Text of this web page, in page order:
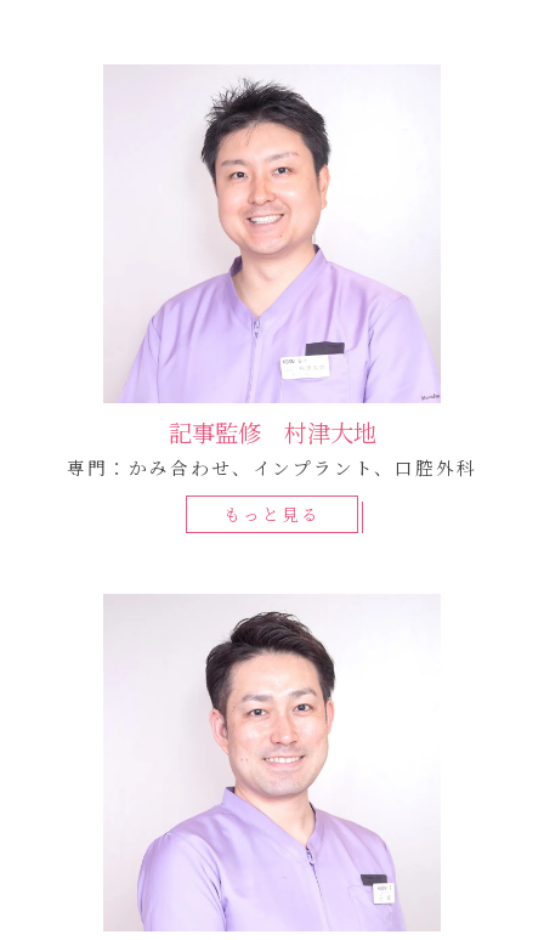
記事監修 村津大地
専門：かみ合わせ、インプラント、口腔外科
もっと見る